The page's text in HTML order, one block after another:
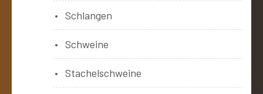
Schlangen
Schweine
Stachelschweine